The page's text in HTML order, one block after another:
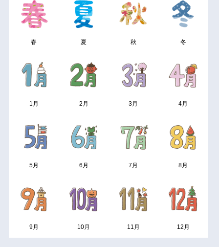
春 夏 秋 冬
1月 2月 3月 4月
5月 6月 7月 8月
9月 10月 11月 12月